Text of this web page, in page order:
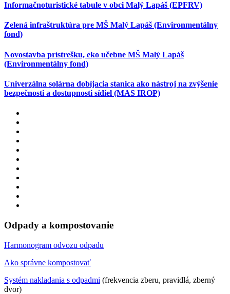
Informačnoturistické tabule v obci Malý Lapáš (EPFRV)
Zelená infraštruktúra pre MŠ Malý Lapáš (Environmentálny
fond)
Novostavba prístrešku, eko učebne MŠ Malý Lapáš
(Environmentálny fond)
Univerzálna solárna dobíjacia stanica ako nástroj na zvýšenie
bezpečnosti a dostupnosti sídiel (MAS IROP)
Odpady a kompostovanie
Harmonogram odvozu odpadu
Ako správne kompostovať
Systém nakladania s odpadmi (frekvencia zberu, pravidlá, zberný
dvor)